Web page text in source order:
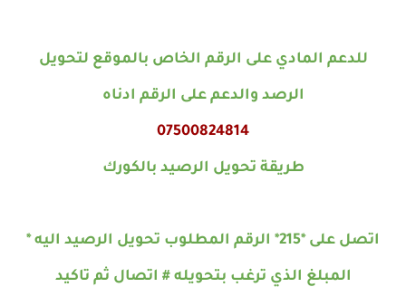
للدعم المادي على الرقم الخاص بالموقع لتحويل
الرصد والدعم على الرقم ادناه
07500824814
طريقة تحويل الرصيد بالكورك
اتصل على *215* الرقم المطلوب تحويل الرصيد اليه *
المبلغ الذي ترغب بتحويله # اتصال ثم تاكيد